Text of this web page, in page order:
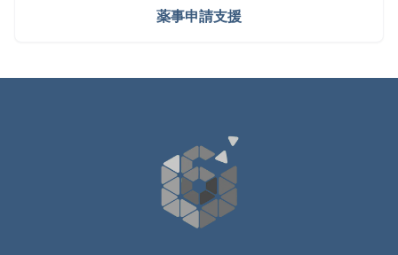
薬事申請支援